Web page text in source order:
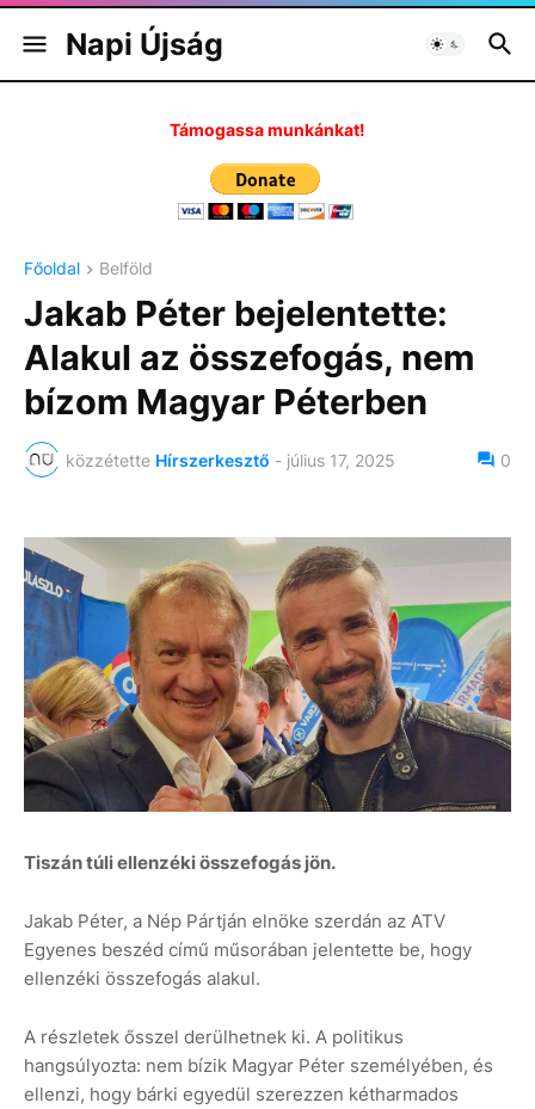
Napi Újság
Támogassa munkánkat!
Főoldal Belföld
Jakab Péter bejelentette:
Alakul az összefogás, nem
bízom Magyar Péterben
közzétette Hírszerkesztő - július 17, 2025 0
Tiszán túli ellenzéki összefogás jön.
Jakab Péter, a Nép Pártján elnöke szerdán az ATV
Egyenes beszéd című műsorában jelentette be, hogy
ellenzéki összefogás alakul.
A részletek ősszel derülhetnek ki. A politikus
hangsúlyozta: nem bízik Magyar Péter személyében, és
ellenzi, hogy bárki egyedül szerezzen kétharmados